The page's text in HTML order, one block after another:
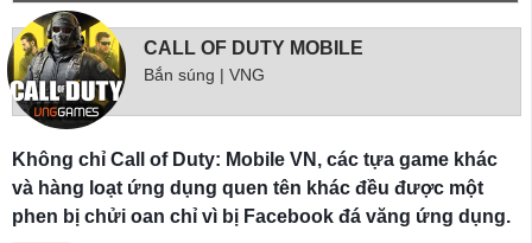
game mới hơn nhé!
CALL OF DUTY MOBILE
Bắn súng | VNG
Không chỉ Call of Duty: Mobile VN, các tựa game khác
và hàng loạt ứng dụng quen tên khác đều được một
phen bị chửi oan chỉ vì bị Facebook đá văng ứng dụng.